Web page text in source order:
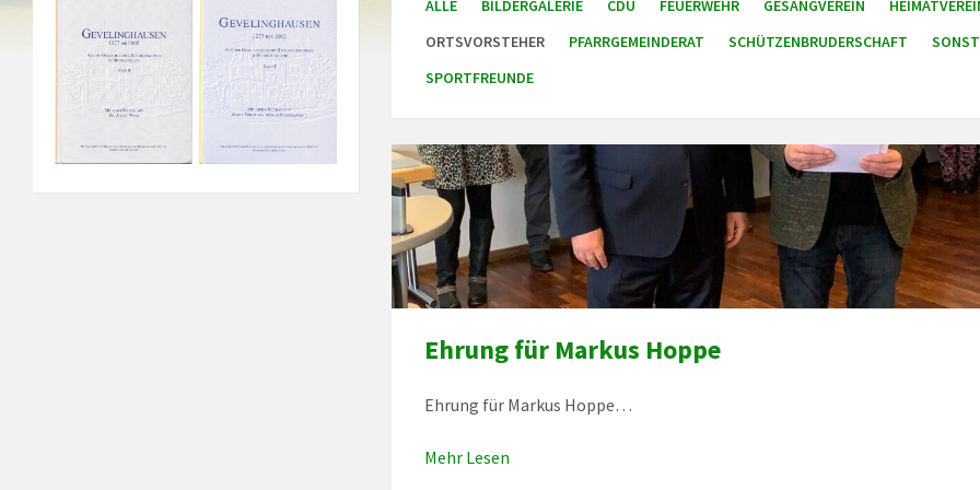
ALLE BILDERGALERIE CDU FEUERWEHR GESANGVEREIN
ORTSVORSTEHER
PFARRGEMEINDERAT SCHÜTZENBRUDERSCHAFT
SPORTFREUNDE
Ehrung für Markus Hoppe
Ehrung für Markus Hoppe…
Mehr Lesen